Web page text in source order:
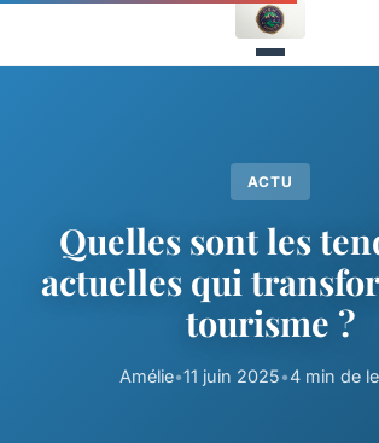
ACTU
Quelles sont les
actuelles qui
tourisme ?
Amélie•11 juin 2025•4 min de